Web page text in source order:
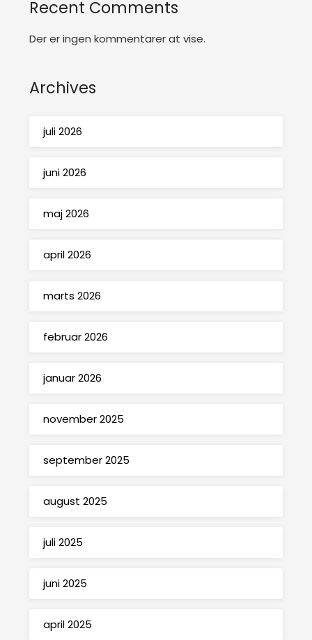
Recent Comments
Der er ingen kommentarer at vise.
Archives
juli 2026
juni 2026
maj 2026
april 2026
marts 2026
februar 2026
januar 2026
november 2025
september 2025
august 2025
juli 2025
juni 2025
april 2025